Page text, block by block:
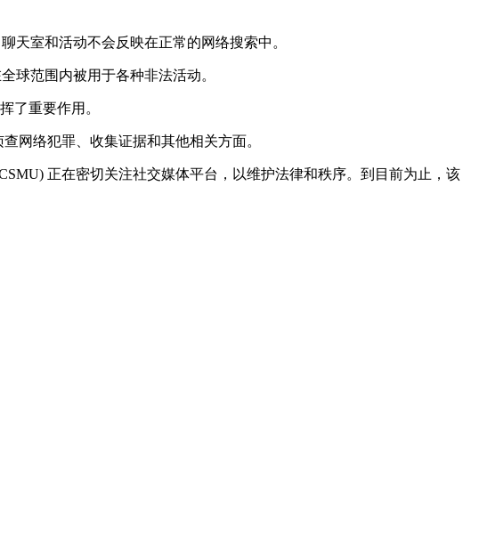
天室和活动不会反映在正常的网络搜索中。
球范围内被用于各种非法活动。
了重要作用。
网络犯罪、收集证据和其他相关方面。
正在密切关注社交媒体平台，以维护法律和秩序。到目前为止，该